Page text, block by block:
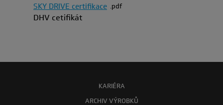
SKY DRIVE certifikace pdf
DHV cetifikát
KARIÉRA
ARCHIV VÝROBKŮ